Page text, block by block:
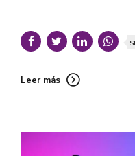
Leer más